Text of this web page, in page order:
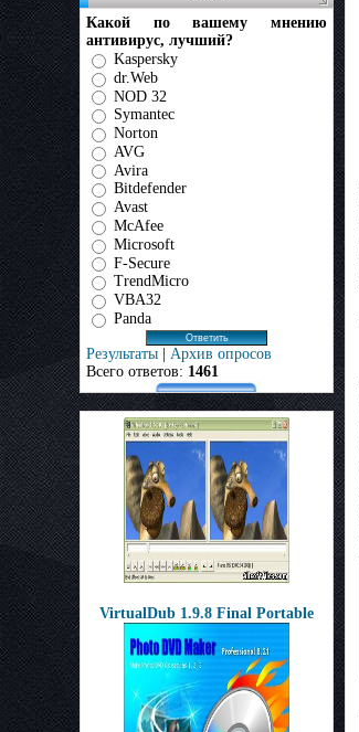
Какой по вашему мнению
антивирус, лучший?
Kaspersky
dr.Web
NOD 32
Symantec
Norton
AVG
Avira
Bitdefender
Avast
McAfee
Microsoft
F-Secure
TrendMicro
VBA32
Panda
Результаты | Архив опросов
Всего ответов: 1461
VirtualDub 1.9.8 Final Portable